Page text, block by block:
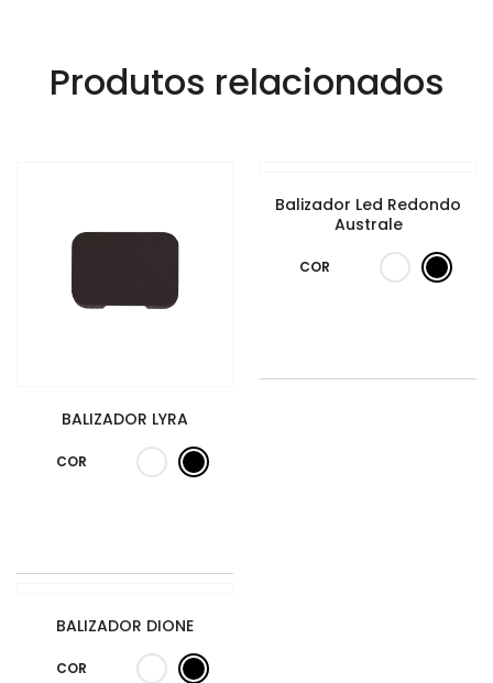
Produtos relacionados
BALIZADOR LYRA
COR
Balizador Led Redondo
Australe
COR
BALIZADOR DIONE
COR